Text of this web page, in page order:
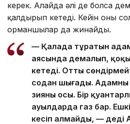
керек. Алайда әлі де болса
қалдырып кетеді. Кейін оны
орманшылар да жинайды.
— Қалада тұратын
аясында демалып,
кетеді. Отты
содан шығады. Адамның
зияны осы. Бір
ауылдарда газ бар.
кесіп алмайды, — деді